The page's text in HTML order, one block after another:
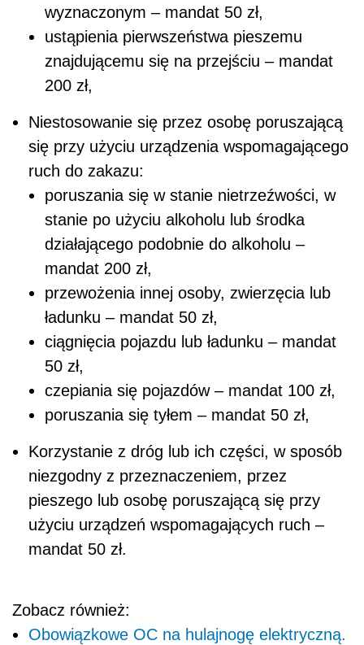
wyznaczonym – mandat 50 zł,
ustąpienia pierwszeństwa pieszemu
znajdującemu się na przejściu – mandat
200 zł,
Niestosowanie się przez osobę poruszającą
się przy użyciu urządzenia wspomagającego
ruch do zakazu:
poruszania się w stanie nietrzeźwości, w
stanie po użyciu alkoholu lub środka
działającego podobnie do alkoholu –
mandat 200 zł,
przewożenia innej osoby, zwierzęcia lub
ładunku – mandat 50 zł,
ciągnięcia pojazdu lub ładunku – mandat
50 zł,
czepiania się pojazdów – mandat 100 zł,
poruszania się tyłem – mandat 50 zł,
Korzystanie z dróg lub ich części, w sposób
niezgodny z przeznaczeniem, przez
pieszego lub osobę poruszającą się przy
użyciu urządzeń wspomagających ruch –
mandat 50 zł.
Zobacz również:
Obowiązkowe OC na hulajnogę elektryczną.